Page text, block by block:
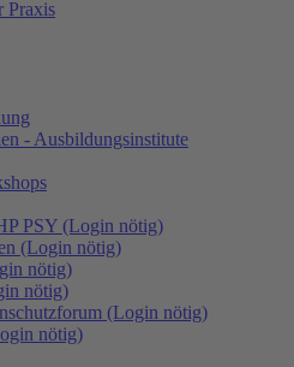
Praxis
- Ausbildungsinstitute
PSY (Login nötig)
(Login nötig)
nötig)
nötig)
(Login nötig)
nötig)